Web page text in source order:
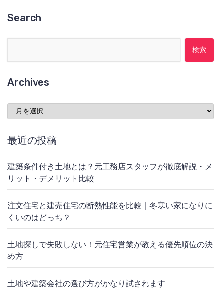
Search
Archives
Archives
最近の投稿
建築条件付き土地とは？元工務店スタッフが徹底解説・メ
リット・デメリット比較
注文住宅と建売住宅の断熱性能を比較｜冬寒い家になりに
くいのはどっち？
土地探しで失敗しない！元住宅営業が教える優先順位の決
め方
土地や建築会社の選び方がかなり試されます